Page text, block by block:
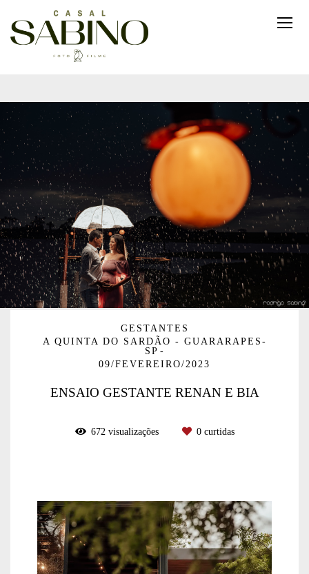
GESTANTES
A QUINTA DO SARDÃO - GUARARAPES-
SP
09/FEVEREIRO/2023
ENSAIO GESTANTE RENAN E BIA
672 visualizações 0curtidas